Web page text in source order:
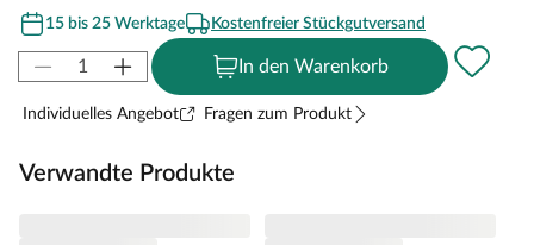
15 bis 25 Werktage
Kostenfreier Stückgutversand
In den Warenkorb
Individuelles Angebot Fragen zum Produkt
Verwandte Produkte